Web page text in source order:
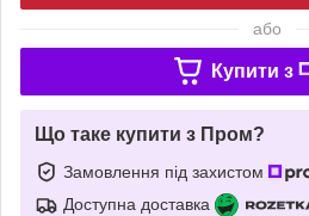
або
Купити з
Що таке купити з Пром?
Замовлення під захистом
Доступна доставка